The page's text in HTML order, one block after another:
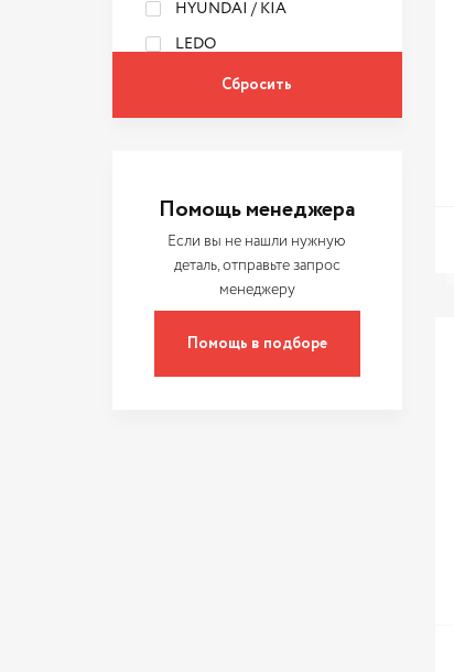
HYUNDAI / KIA
LEDO
MAPCO
MEAT & DORIA
QUATTRO FRENI
SHO-ME
Помощь менеджера
Если вы не нашли нужную
деталь, отправьте запрос
менеджеру
Помощь в подборе